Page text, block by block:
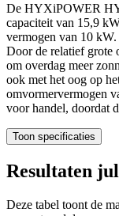
De HYXiPOWER
capaciteit van 15,9
vermogen van 10
Door de relatief grote
om overdag meer
ook met het oog op
omvormervermogen
voor handel, doordat
Toon specificaties
Resultaten
Deze tabel toont de